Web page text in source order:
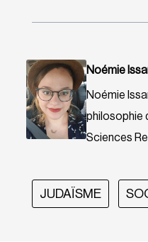
Noémie
Noémie
philosophie
Sciences
JUDAÏSME